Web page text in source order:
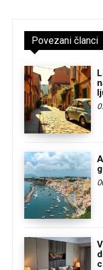
Povezani članci